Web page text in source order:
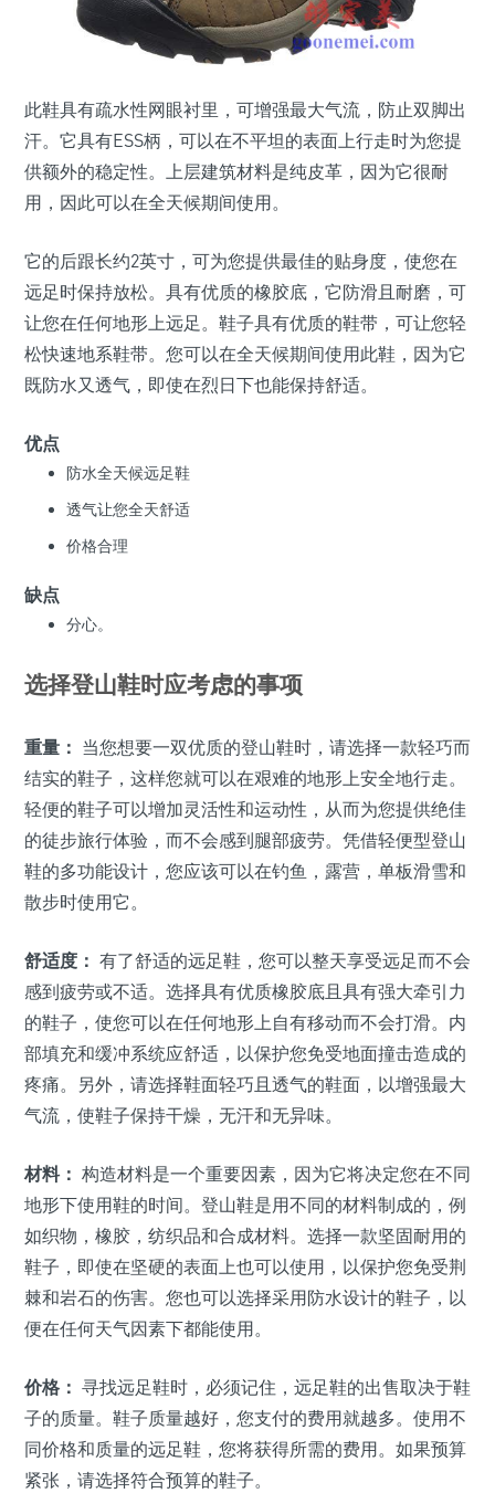
此鞋具有疏水性网眼衬里，可增强最大气流，防止双脚出
汗。它具有ESS柄，可以在不平坦的表面上行走时为您提
供额外的稳定性。上层建筑材料是纯皮革，因为它很耐
用，因此可以在全天候期间使用。
它的后跟长约2英寸，可为您提供最佳的贴身度，使您在
远足时保持放松。具有优质的橡胶底，它防滑且耐磨，可
让您在任何地形上远足。鞋子具有优质的鞋带，可让您轻
松快速地系鞋带。您可以在全天候期间使用此鞋，因为它
既防水又透气，即使在烈日下也能保持舒适。
优点
防水全天候远足鞋
透气让您全天舒适
价格合理
缺点
分心。
选择登山鞋时应考虑的事项
重量： 当您想要一双优质的登山鞋时，请选择一款轻巧而
结实的鞋子，这样您就可以在艰难的地形上安全地行走。
轻便的鞋子可以增加灵活性和运动性，从而为您提供绝佳
的徒步旅行体验，而不会感到腿部疲劳。凭借轻便型登山
鞋的多功能设计，您应该可以在钓鱼，露营，单板滑雪和
散步时使用它。
舒适度： 有了舒适的远足鞋，您可以整天享受远足而不会
感到疲劳或不适。选择具有优质橡胶底且具有强大牵引力
的鞋子，使您可以在任何地形上自有移动而不会打滑。内
部填充和缓冲系统应舒适，以保护您免受地面撞击造成的
疼痛。另外，请选择鞋面轻巧且透气的鞋面，以增强最大
气流，使鞋子保持干燥，无汗和无异味。
材料： 构造材料是一个重要因素，因为它将决定您在不同
地形下使用鞋的时间。登山鞋是用不同的材料制成的，例
如织物，橡胶，纺织品和合成材料。选择一款坚固耐用的
鞋子，即使在坚硬的表面上也可以使用，以保护您免受荆
棘和岩石的伤害。您也可以选择采用防水设计的鞋子，以
便在任何天气因素下都能使用。
价格： 寻找远足鞋时，必须记住，远足鞋的出售取决于鞋
子的质量。鞋子质量越好，您支付的费用就越多。使用不
同价格和质量的远足鞋，您将获得所需的费用。如果预算
紧张，请选择符合预算的鞋子。